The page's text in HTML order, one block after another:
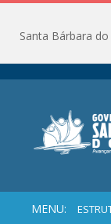
MENU: